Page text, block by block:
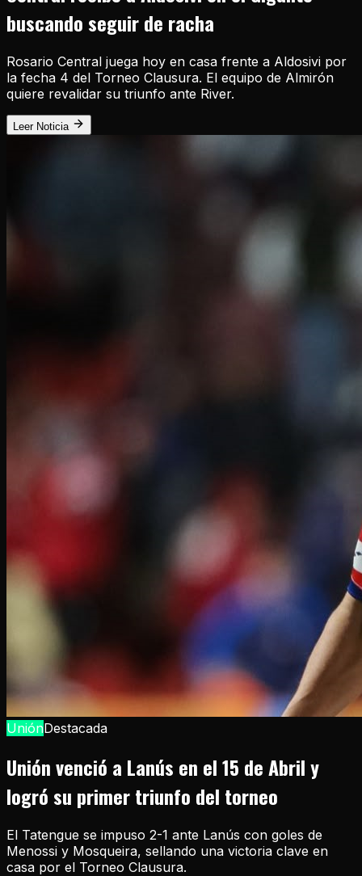
buscando seguir de racha
Rosario Central juega hoy en casa frente a Aldosivi por
la fecha 4 del Torneo Clausura. El equipo de Almirón
quiere revalidar su triunfo ante River.
Leer Noticia
UniónDestacada
Unión venció a Lanús en el 15 de Abril y
logró su primer triunfo del torneo
El Tatengue se impuso 2-1 ante Lanús con goles de
Menossi y Mosqueira, sellando una victoria clave en
casa por el Torneo Clausura.